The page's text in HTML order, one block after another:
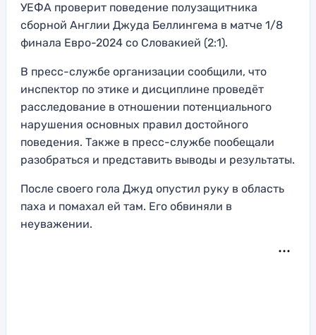
УЕФА проверит поведение полузащитника
сборной Англии Джуда Беллингема в матче 1/8
финала Евро-2024 со Словакией (2:1).
В пресс-службе организации сообщили, что
инспектор по этике и дисциплине проведёт
расследование в отношении потенциального
нарушения основных правил достойного
поведения. Также в пресс-службе пообещали
разобраться и представить выводы и результаты.
После своего гола Джуд опустил руку в область
паха и помахал ей там. Его обвиняли в
неуважении.